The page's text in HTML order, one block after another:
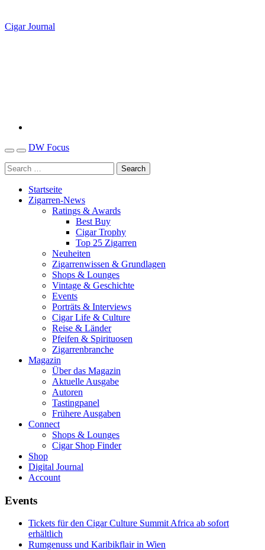
Cigar Journal
DW Focus
Startseite
Zigarren-News
Ratings & Awards
Best Buy
Cigar Trophy
Top 25 Zigarren
Neuheiten
Zigarrenwissen & Grundlagen
Shops & Lounges
Vintage & Geschichte
Events
Porträts & Interviews
Cigar Life & Culture
Reise & Länder
Pfeifen & Spirituosen
Zigarrenbranche
Magazin
Über das Magazin
Aktuelle Ausgabe
Autoren
Tastingpanel
Frühere Ausgaben
Connect
Shops & Lounges
Cigar Shop Finder
Shop
Digital Journal
Account
Events
Tickets für den Cigar Culture Summit Africa ab sofort
erhältlich
Rumgenuss und Karibikflair in Wien